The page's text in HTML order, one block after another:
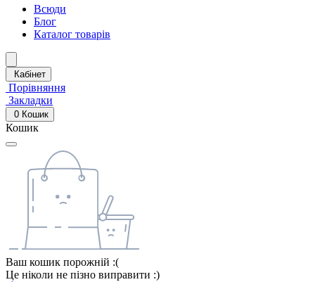
Всюди
Блог
Каталог товарів
Кабінет
Порівняння
Закладки
0 Кошик
Кошик
Ваш кошик порожній :(
Це ніколи не пізно виправити :)